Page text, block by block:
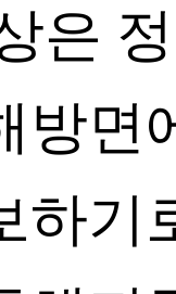
은
방면
하기